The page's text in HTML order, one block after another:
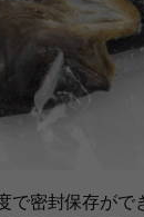
密封保存がで